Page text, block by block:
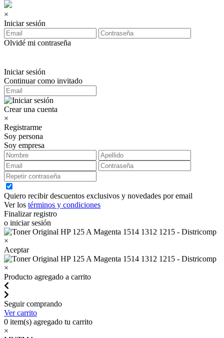
×
Iniciar sesión
Olvidé mi contraseña
Iniciar sesión
Continuar como invitado
Crear una cuenta
×
Registrarme
Soy persona
Soy empresa
Quiero recibir descuentos exclusivos y novedades por email
Ver los términos y condiciones
Finalizar registro
o iniciar sesión
×
Aceptar
×
Producto agregado a carrito
Seguir comprando
Ver carrito
0 item(s) agregado tu carrito
×